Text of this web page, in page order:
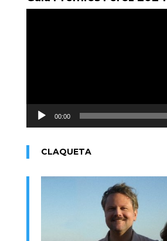
00:00
CLAQUETA